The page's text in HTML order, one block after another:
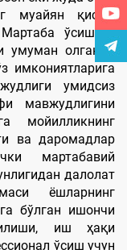
муайян қисми
ўсишига
умуман олганда
имкониятларига
умидсиз
мавжудлигини
мойилликнинг
ва даромадлар
мартабавий
далолат
ёшларнинг
бўлган ишончи
иш ҳақи
ўсиш учун